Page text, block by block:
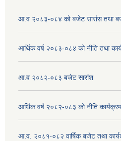
आ.व २०८३-०८४ को बजेट सारांस तथा
आर्थिक वर्ष २०८३-०८४ को नीति तथा
आ.व २०८२-०८३ बजेट सारांश
आर्थिक वर्ष २०८२-०८३ को नीति
आ.व. २०८१-०८२ वार्षिक बजेट तथा